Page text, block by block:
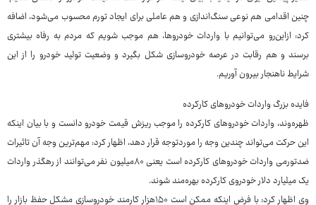
چنین اقدامی هم نوعی سنگ‌اندازی و هم عاملی برای ایجاد تورم محسوب می‌شود، اضافه
کرد: ازاین‌رو می‌توانیم با واردات خودروها، هم موجب شویم که مردم به رفاه بیشتری
برسند و هم رقابت در عرصه خودروسازی شکل بگیرد و وضعیت تولید خودرو را از این
شرایط ناهنجار بیرون آوریم.
فایده بزرگ واردات خودروهای کارکرده
ظهره‌وند، واردات خودروهای کارکرده را موجب ریزش قیمت خودرو دانست و با بیان اینکه
این حرکت می‌تواند چندین وجه را موردتوجه قرار دهد، اظهار کرد: مهم‌ترین وجه آن تاثیرات
ضدتورمی واردات خودروهای کارکرده است یعنی ۸۰میلیون نفر می‌توانند از رهگذر واردات
یک میلیارد دلار خودروی کارکرده بهره‌مند شوند.
وی اظهار کرد: با فرض اینکه ممکن است ۱۵۰هزار کارمند خودروسازی مشکل حفظ بازار را